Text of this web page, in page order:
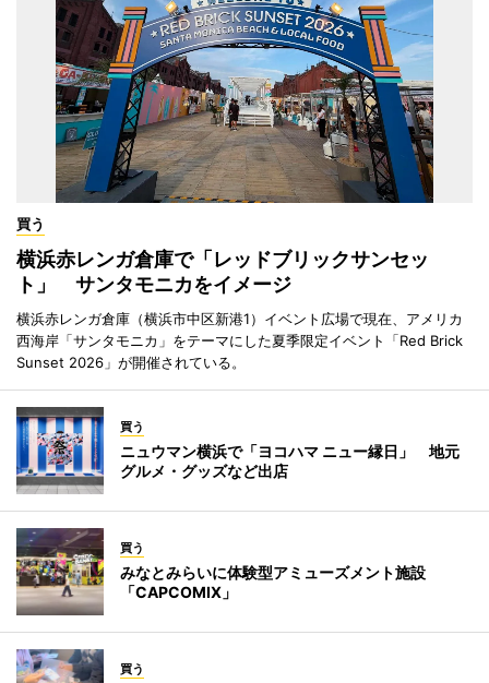
買う
横浜赤レンガ倉庫で「レッドブリックサンセッ
ト」 サンタモニカをイメージ
横浜赤レンガ倉庫（横浜市中区新港1）イベント広場で現在、アメリカ
西海岸「サンタモニカ」をテーマにした夏季限定イベント「Red Brick
Sunset 2026」が開催されている。
買う
ニュウマン横浜で「ヨコハマ ニュー縁日」 地元
グルメ・グッズなど出店
買う
みなとみらいに体験型アミューズメント施設
「CAPCOMIX」
買う